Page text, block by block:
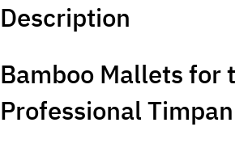
Description
Bamboo Mallets for
Professional